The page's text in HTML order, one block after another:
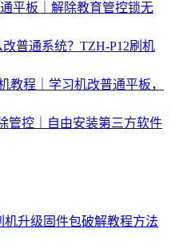
平板｜解除教育管控锁无
普通系统？TZH-P12刷机
教程｜学习机改普通平板，
管控｜自由安装第三方软件
升级固件包破解教程方法